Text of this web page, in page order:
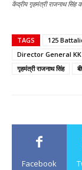
केंद्रीय गृहमंत्री राजनाथ सिंह
TAGS 125
Director General
गृहमंत्री राजनाथ सिंह
Facebook